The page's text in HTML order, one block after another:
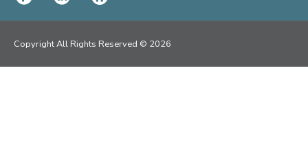
Copyright All Rights Reserved © 2026